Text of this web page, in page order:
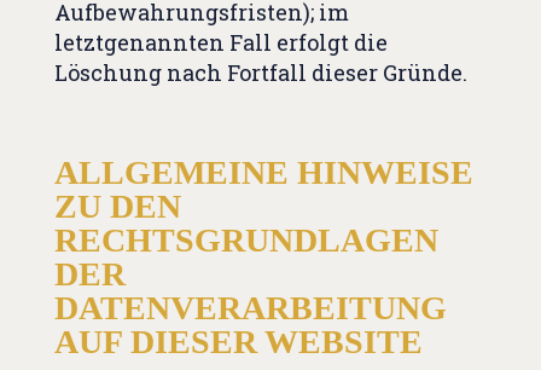
Aufbewahrungsfristen); im
letztgenannten Fall erfolgt die
Löschung nach Fortfall dieser Gründe.
ALLGEMEINE HINWEISE
ZU DEN
RECHTSGRUNDLAGEN
DER
DATENVERARBEITUNG
AUF DIESER WEBSITE